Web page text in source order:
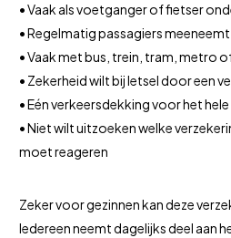
• Vaak als voetganger of fietser
• Regelmatig passagiers meeneemt
• Vaak met bus, trein, tram, metro
• Zekerheid wilt bij letsel door een
• Eén verkeersdekking voor het
• Niet wilt uitzoeken welke
moet reageren
Zeker voor gezinnen kan deze
Iedereen neemt dagelijks deel aan